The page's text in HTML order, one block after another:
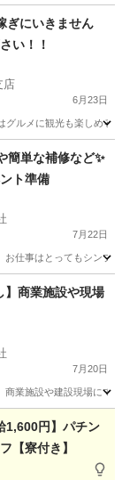
ぎにいきません
い！！
店
6月23日
グルメに観光も楽しめ
簡単な補修など✨
ト準備
7月22日
仕事はとってもシンプ
】商業施設や現場
7月20日
業施設や建設現場にて
1,600円】パチン
【寮付き】